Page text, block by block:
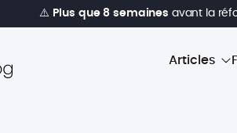
⚠️ Plus que 8 semaines avant la
Articles